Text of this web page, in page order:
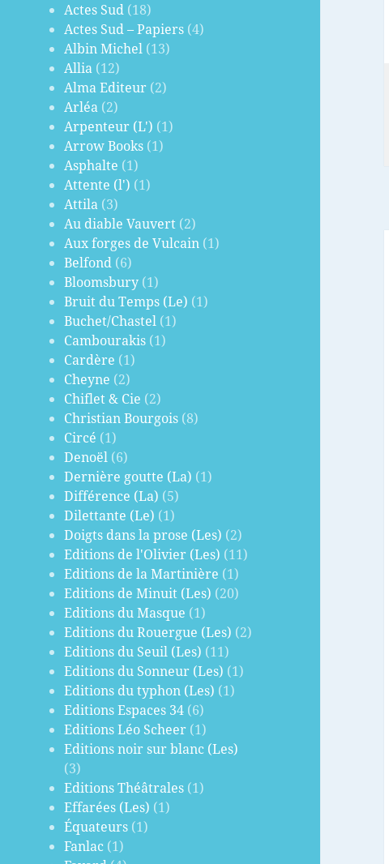
Actes Sud (18)
Actes Sud – Papiers (4)
Albin Michel (13)
Allia (12)
Alma Editeur (2)
Arléa (2)
Arpenteur (L') (1)
Arrow Books (1)
Asphalte (1)
Attente (l') (1)
Attila (3)
Au diable Vauvert (2)
Aux forges de Vulcain (1)
Belfond (6)
Bloomsbury (1)
Bruit du Temps (Le) (1)
Buchet/Chastel (1)
Cambourakis (1)
Cardère (1)
Cheyne (2)
Chiflet & Cie (2)
Christian Bourgois (8)
Circé (1)
Denoël (6)
Dernière goutte (La) (1)
Différence (La) (5)
Dilettante (Le) (1)
Doigts dans la prose (Les) (2)
Editions de l'Olivier (Les) (11)
Editions de la Martinière (1)
Editions de Minuit (Les) (20)
Editions du Masque (1)
Editions du Rouergue (Les) (2)
Editions du Seuil (Les) (11)
Editions du Sonneur (Les) (1)
Editions du typhon (Les) (1)
Editions Espaces 34 (6)
Editions Léo Scheer (1)
Editions noir sur blanc (Les)
(3)
Editions Théâtrales (1)
Effarées (Les) (1)
Équateurs (1)
Fanlac (1)